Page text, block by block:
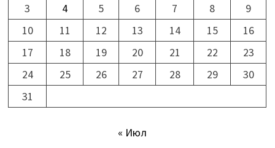
3
4 5 6 7 8
9
10
11 12 13 14 15
16
17
18 19 20 21 22
23
24
25 26 27 28 29
30
31
« Июл